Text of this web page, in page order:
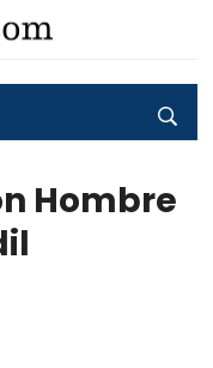
Hombre